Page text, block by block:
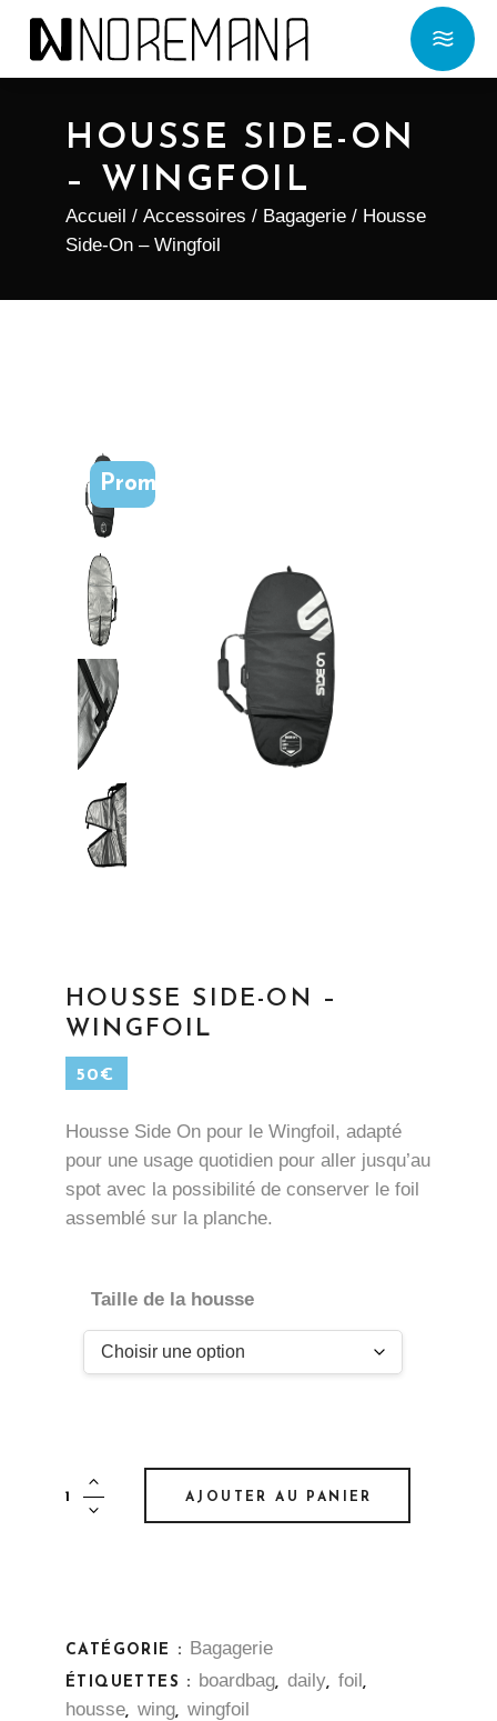
HOUSSE SIDE-ON
– WINGFOIL
Accueil / Accessoires / Bagagerie / Housse
Side-On – Wingfoil
Promo !
HOUSSE SIDE-ON –
WINGFOIL
50€
Housse Side On pour le Wingfoil, adapté
pour une usage quotidien pour aller jusqu’au
spot avec la possibilité de conserver le foil
assemblé sur la planche.
Taille de la housse
Housse
Side-
AJOUTER AU PANIER
CATÉGORIE : Bagagerie
ÉTIQUETTES : boardbag,daily, foil,
housse, wing, wingfoil